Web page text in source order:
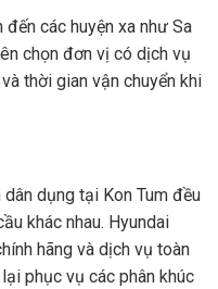
đến các huyện xa như Sa
chọn đơn vị có dịch vụ
thời gian vận chuyển khi
dụng tại Kon Tum đều
khác nhau. Hyundai
hãng và dịch vụ toàn
phục vụ các phân khúc